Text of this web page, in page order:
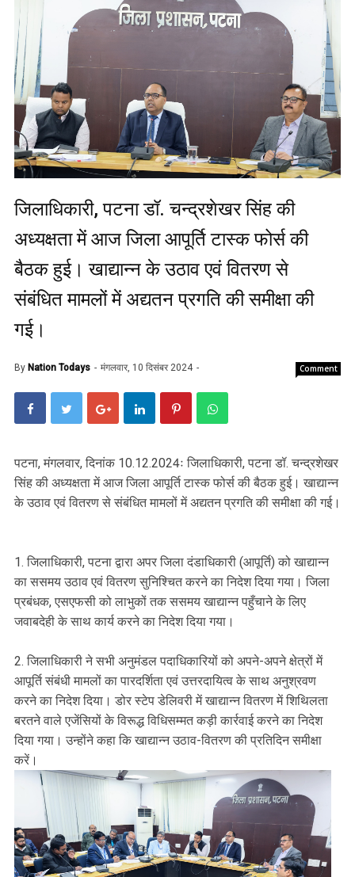
जिलाधिकारी, पटना डॉ. चन्द्रशेखर सिंह की
अध्यक्षता में आज जिला आपूर्ति टास्क फोर्स की
बैठक हुई। खाद्यान्न के उठाव एवं वितरण से
संबंधित मामलों में अद्यतन प्रगति की समीक्षा की
गई।
By Nation Todays मंगलवार, 10 दिसंबर 2024 Comment
पटना, मंगलवार, दिनांक 10.12.2024ः जिलाधिकारी, पटना डॉ. चन्द्रशेखर
सिंह की अध्यक्षता में आज जिला आपूर्ति टास्क फोर्स की बैठक हुई। खाद्यान्न
के उठाव एवं वितरण से संबंधित मामलों में अद्यतन प्रगति की समीक्षा की गई।
1. जिलाधिकारी, पटना द्वारा अपर जिला दंडाधिकारी (आपूर्ति) को खाद्यान्न
का ससमय उठाव एवं वितरण सुनिश्चित करने का निदेश दिया गया। जिला
प्रबंधक, एसएफसी को लाभुकों तक ससमय खाद्यान्न पहुँचाने के लिए
जवाबदेही के साथ कार्य करने का निदेश दिया गया।
2. जिलाधिकारी ने सभी अनुमंडल पदाधिकारियों को अपने-अपने क्षेत्रों में
आपूर्ति संबंधी मामलों का पारदर्शिता एवं उत्तरदायित्व के साथ अनुश्रवण
करने का निदेश दिया। डोर स्टेप डेलिवरी में खाद्यान्न वितरण में शिथिलता
बरतने वाले एजेंसियों के विरूद्ध विधिसम्मत कड़ी कार्रवाई करने का निदेश
दिया गया। उन्होंने कहा कि खाद्यान्न उठाव-वितरण की प्रतिदिन समीक्षा
करें।